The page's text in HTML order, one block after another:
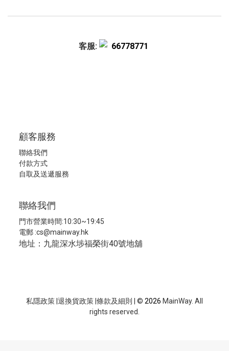
客服: 66778771
顧客服務
聯絡我們
付款方式
自取及送遞服務
聯絡我們
門市營業時間:10:30~19:45
電郵 :cs@mainway.hk
地址：九龍深水埗福榮街40號地舖
私隱政策 退換貨政策 條款及細則 | © 2026 MainWay. All
rights reserved.